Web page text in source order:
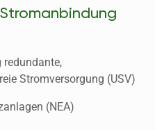
redundante,
Stromversorgung (USV)
(NEA)